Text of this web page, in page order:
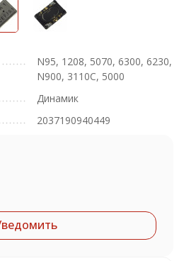
N95, 1208, 5070, 6300, 6230,
N900, 3110C, 5000
Динамик
2037190940449